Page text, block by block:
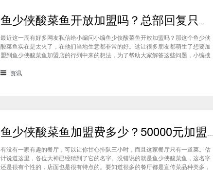
鱼少侠酸菜鱼开放加盟吗？总部回复只有两个字
最近这一周有好多网友私信给小编问小编鱼少侠酸菜鱼开放加盟吗？那这个鱼少侠
酸菜鱼实在是太火了，在他们当地生意都非常的好。这让很多朋友都萌生了想要加
盟到鱼少侠酸菜鱼加盟店的行列中来的想法，为了帮助大家解答这些问题，小编搜
要创业的朋友。 首先小编现在给大家解答大家最为关注的问题，那就是鱼少侠酸菜
资讯
鱼少侠酸菜鱼加盟费多少？50000元加盟酸菜鱼，你心动了吗？
有没有一家有趣的餐厅，可以让你甘心排队三小时，而且这家餐厅只有一道菜。估
计说道这里，各位大神已经猜到了它的名字。没错说的就是鱼少侠酸菜鱼，这名字
还是很有个性的，店面也是很有特点的。要知道很多的餐厅都是宣传菜品种类多，